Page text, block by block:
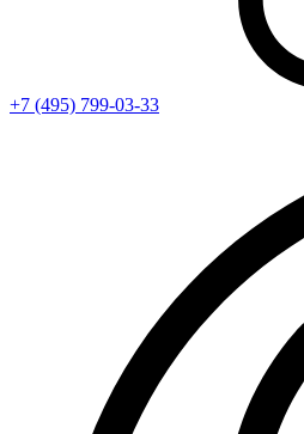
+7 (495) 799-03-33